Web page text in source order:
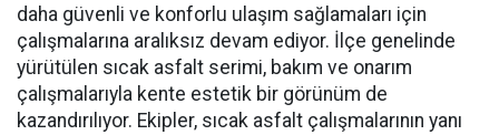
daha güvenli ve konforlu ulaşım sağlamaları için
çalışmalarına aralıksız devam ediyor. İlçe genelinde
yürütülen sıcak asfalt serimi, bakım ve onarım
çalışmalarıyla kente estetik bir görünüm de
kazandırılıyor. Ekipler, sıcak asfalt çalışmalarının yanı